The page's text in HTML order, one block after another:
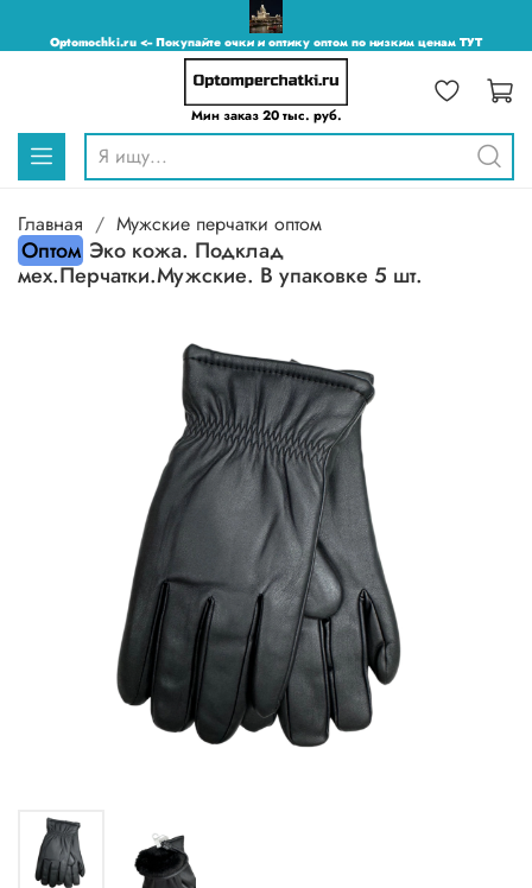
Optomochki.ru <-- Покупайте очки и оптику оптом по низким ценам ТУТ
Мин заказ 20 тыс. руб.
Главная Мужские перчатки оптом
Оптом Эко кожа. Подклад
мех.Перчатки.Мужские. В упаковке 5 шт.